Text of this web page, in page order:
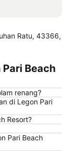
Ratu, 43366,
Beach
renang?
di Legon Pari
Resort?
Pari Beach